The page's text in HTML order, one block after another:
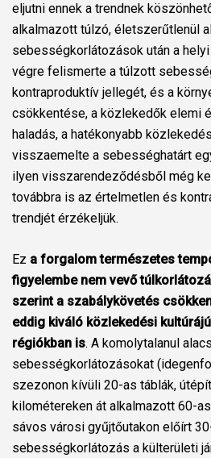
eljutni ennek a trendnek
alkalmazott túlzó, életszerűtlenül
sebességkorlátozások után a
végre felismerte a túlzott
kontraproduktív jellegét, és a
csökkentése, a közlekedők elemi
haladás, a hatékonyabb
visszaemelte a sebességhatárt
ilyen visszarendeződésből még
továbbra is az értelmetlen és
trendjét érzékeljük.
Ez a forgalom természetes
figyelembe nem vevő
szerint a szabálykövetés
eddig kiváló közlekedési
régiókban is. A komolytalanul
sebességkorlátozásokat
szezonon kívüli 20-as táblák,
kilométereken át alkalmazott 60-
sávos városi gyűjtőutakon előírt
sebességkorlátozás a külterületi